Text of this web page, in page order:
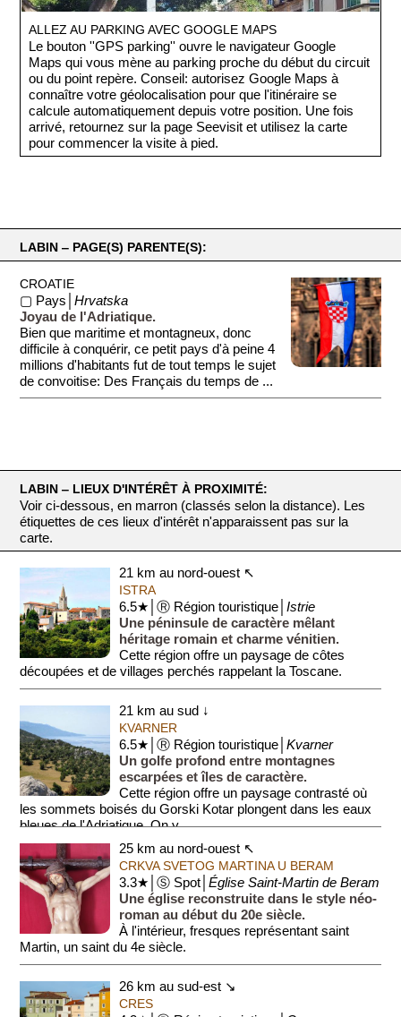
ALLEZ AU PARKING AVEC GOOGLE MAPS
Le bouton ''GPS parking'' ouvre le navigateur Google
Maps qui vous mène au parking proche du début du circuit
ou du point repère. Conseil: autorisez Google Maps à
connaître votre géolocalisation pour que l'itinéraire se
calcule automatiquement depuis votre position. Une fois
arrivé, retournez sur la page Seevisit et utilisez la carte
pour commencer la visite à pied.
LABIN ‒ PAGE(S) PARENTE(S):
CROATIE
▢ Pays│Hrvatska
Joyau de l'Adriatique.
Bien que maritime et montagneux, donc
difficile à conquérir, ce petit pays d'à peine 4
millions d'habitants fut de tout temps le sujet
de convoitise: Des Français du temps de ...
LABIN ‒ LIEUX D'INTÉRÊT À PROXIMITÉ:
Voir ci-dessous, en marron (classés selon la distance). Les
étiquettes de ces lieux d'intérêt n'apparaissent pas sur la
carte.
21 km au nord-ouest ↖
ISTRA
6.5★│Ⓡ Région touristique│Istrie
Une péninsule de caractère mêlant
héritage romain et charme vénitien.
Cette région offre un paysage de côtes
découpées et de villages perchés rappelant la Toscane.
On y admire un amphith...21 km au sud ↓
KVARNER
6.5★│Ⓡ Région touristique│Kvarner
Un golfe profond entre montagnes
escarpées et îles de caractère.
Cette région offre un paysage contrasté où
les sommets boisés du Gorski Kotar plongent dans les eaux
bleues de l'Adriatique. On y ...
25 km au nord-ouest ↖
CRKVA SVETOG MARTINA U BERAM
3.3★│Ⓢ Spot│Église Saint-Martin de Beram
Une église reconstruite dans le style néo-
roman au début du 20e siècle.
À l'intérieur, fresques représentant saint
Martin, un saint du 4e siècle.
26 km au sud-est ↘
CRES